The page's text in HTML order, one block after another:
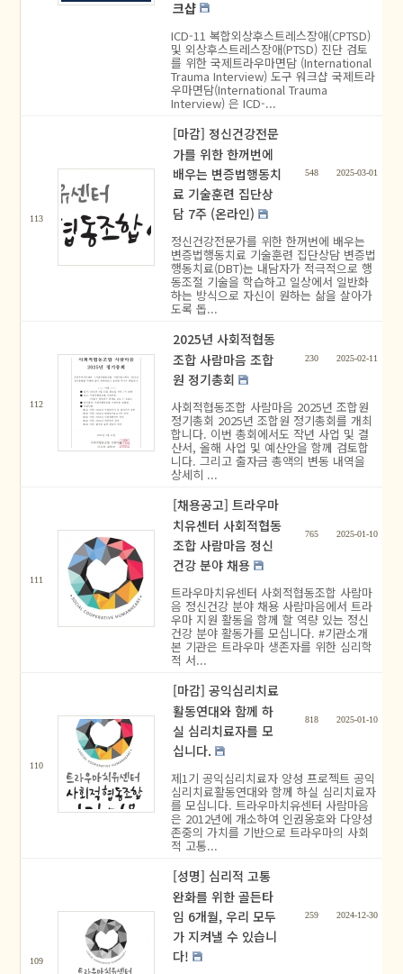
크샵
ICD-11 복합외상후스트레스장애(CPTSD)
및 외상후스트레스장애(PTSD) 진단 검토
를 위한 국제트라우마면담 (International
Trauma Interview) 도구 워크샵 국제트라
우마면담(International Trauma
Interview) 은 ICD-...
113
[마감] 정신건강전문
가를 위한 한꺼번에
배우는 변증법행동치
료 기술훈련 집단상
담 7주 (온라인)
548 2025-03-01
정신건강전문가를 위한 한꺼번에 배우는
변증법행동치료 기술훈련 집단상담 변증법
행동치료(DBT)는 내담자가 적극적으로 행
동조절 기술을 학습하고 일상에서 일반화
하는 방식으로 자신이 원하는 삶을 살아가
도록 돕...
112
2025년 사회적협동
조합 사람마음 조합
원 정기총회
230 2025-02-11
사회적협동조합 사람마음 2025년 조합원
정기총회 2025년 조합원 정기총회를 개최
합니다. 이번 총회에서도 작년 사업 및 결
산서, 올해 사업 및 예산안을 함께 검토합
니다. 그리고 출자금 총액의 변동 내역을
상세히 ...
111
[채용공고] 트라우마
치유센터 사회적협동
조합 사람마음 정신
건강 분야 채용
765 2025-01-10
트라우마치유센터 사회적협동조합 사람마
음 정신건강 분야 채용 사람마음에서 트라
우마 지원 활동을 함께 할 역량 있는 정신
건강 분야 활동가를 모십니다. #기관소개
본 기관은 트라우마 생존자를 위한 심리학
적 서...
110
[마감] 공익심리치료
활동연대와 함께 하
실 심리치료자를 모
십니다.
818 2025-01-10
제1기 공익심리치료자 양성 프로젝트 공익
심리치료활동연대와 함께 하실 심리치료자
를 모십니다. 트라우마치유센터 사람마음
은 2012년에 개소하여 인권옹호와 다양성
존중의 가치를 기반으로 트라우마의 사회
적 고통...
109
[성명] 심리적 고통
완화를 위한 골든타
임 6개월, 우리 모두
가 지켜낼 수 있습니
다!
259 2024-12-30